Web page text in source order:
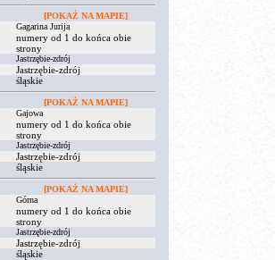
[POKAŻ NA MAPIE]
Gagarina Jurija
numery od 1 do końca obie
strony
Jastrzębie-zdrój
Jastrzębie-zdrój
śląskie
[POKAŻ NA MAPIE]
Gajowa
numery od 1 do końca obie
strony
Jastrzębie-zdrój
Jastrzębie-zdrój
śląskie
[POKAŻ NA MAPIE]
Górna
numery od 1 do końca obie
strony
Jastrzębie-zdrój
Jastrzębie-zdrój
śląskie